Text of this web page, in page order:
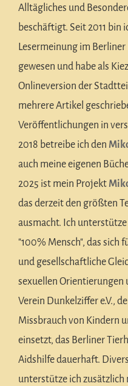
Alltägliches und
beschäftigt. Seit 2011 bin
Lesermeinung im
gewesen und habe als
Onlineversion der
mehrere Artikel
Veröffentlichungen in
2018 betreibe ich den
auch meine eigenen
2025 ist mein Projekt
das derzeit den größten
ausmacht. Ich
"100% Mensch", das sich
und gesellschaftliche
sexuellen Orientierungen
Verein Dunkelziffer e.V.,
Missbrauch von Kindern
einsetzt, das Berliner
Aidshilfe dauerhaft.
unterstütze ich zusätzlich